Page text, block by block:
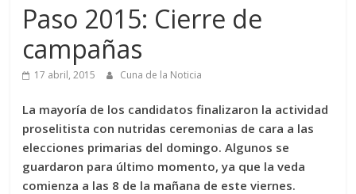
Paso 2015: Cierre de
campañas
17 abril, 2015 Cuna de la Noticia
La mayoría de los candidatos finalizaron la actividad
proselitista con nutridas ceremonias de cara a las
elecciones primarias del domingo. Algunos se
guardaron para último momento, ya que la veda
comienza a las 8 de la mañana de este viernes.